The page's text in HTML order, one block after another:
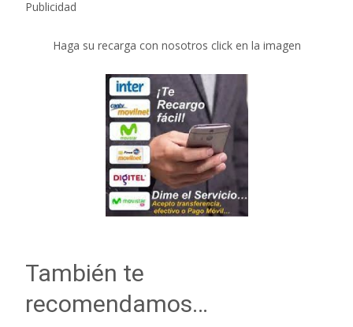
Publicidad
Haga su recarga con nosotros click en la imagen
También te
recomendamos…